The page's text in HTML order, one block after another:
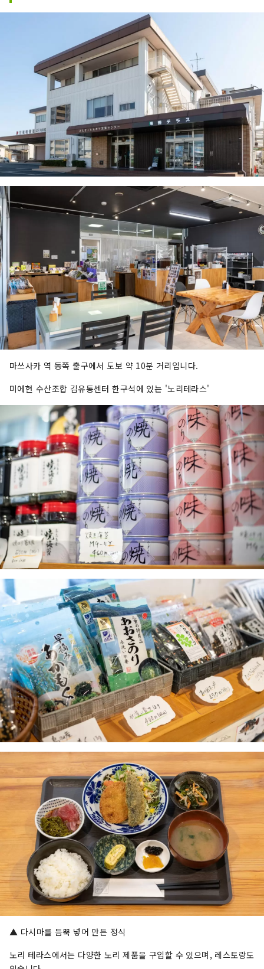
마쓰사카 역 동쪽 출구에서 도보 약 10분 거리입니다.
미에현 수산조합 김유통센터 한구석에 있는 '노리테라스'
▲ 다시마를 듬뿍 넣어 만든 정식
노리 테라스에서는 다양한 노리 제품을 구입할 수 있으며, 레스토랑도